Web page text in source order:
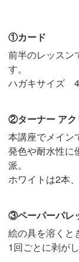
①カード
前半のレッスン
す。
ハガキサイズ
②ターナー アク
本講座でメイン
発色や耐水性に
派。
ホワイトは2本
③ペーパーパレ
絵の具を溶くと
1回ごとに剥が